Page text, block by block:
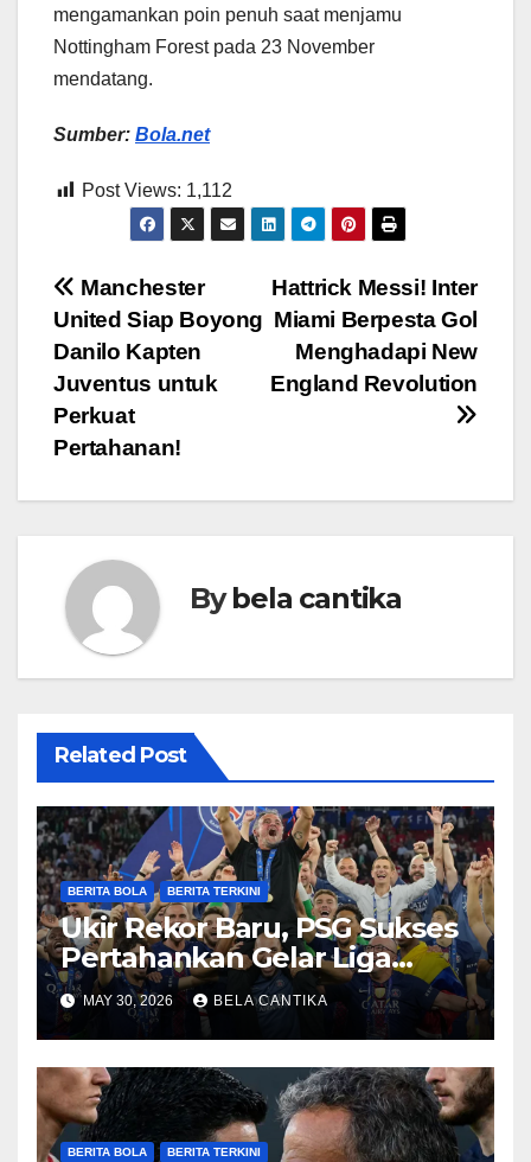
mengamankan poin penuh saat menjamu
Nottingham Forest pada 23 November
mendatang.
Sumber: Bola.net
Post Views: 1,112
Post
navigation
Hattrick Messi! Inter
Miami Berpesta Gol
Menghadapi New
England Revolution
Manchester
United Siap Boyong
Danilo Kapten
Juventus untuk
Perkuat
Pertahanan!
Bybela cantika
Related Post
BERITA BOLA BERITA TERKINI
Ukir Rekor Baru, PSG Sukses
Pertahankan Gelar Liga
Champions
MAY 30, 2026 BELA CANTIKA
BERITA BOLA BERITA TERKINI